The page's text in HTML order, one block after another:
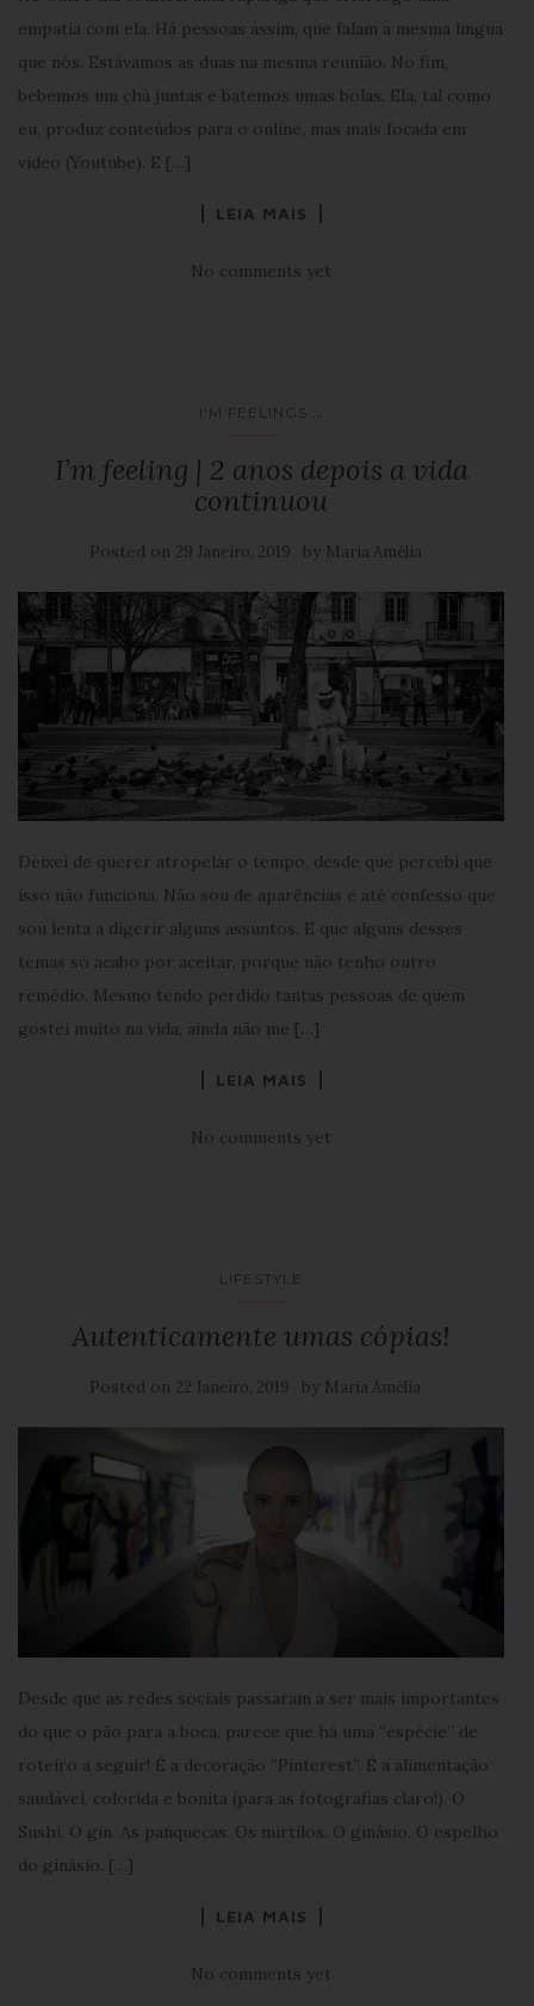
empatia com ela. Há pessoas assim, que falam a mesma língua
que nós. Estávamos as duas na mesma reunião. No fim,
bebemos um chá juntas e batemos umas bolas. Ela, tal como
eu, produz conteúdos para o online, mas mais focada em
video (Youtube). E […]
LEIA MAIS
No comments yet
I'M FEELINGS
I’m feeling | 2 anos depois a vida
continuou
Posted on 29 Janeiro, 2019 by Maria Amélia
Deixei de querer atropelar o tempo, desde que percebi que
isso não funciona. Não sou de aparências e até confesso que
sou lenta a digerir alguns assuntos. E que alguns desses
temas só acabo por aceitar, porque não tenho outro
remédio. Mesmo tendo perdido tantas pessoas de quem
gostei muito na vida, ainda não me […]
LEIA MAIS
No comments yet
LIFESTYLE
Autenticamente umas cópias!
Posted on 22 Janeiro, 2019 by Maria Amélia
Desde que as redes sociais passaram a ser mais importantes
do que o pão para a boca, parece que há uma “espécie” de
roteiro a seguir! É a decoração “Pinterest”. É a alimentação
saudável, colorida e bonita (para as fotografias claro!). O
Sushi. O gin. As panquecas. Os mirtilos. O ginásio. O espelho
do ginásio. […]
LEIA MAIS
No comments yet